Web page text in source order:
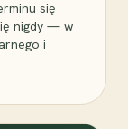
się
nigdy — w
i